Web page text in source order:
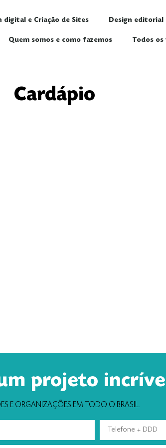
digital e Criação de Sites Design editorial
Quem somos e como fazemos Todos
Cardápio
projeto
E ORGANIZAÇÕES EM TODO O BRASIL.